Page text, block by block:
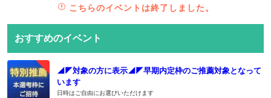
こちらのイベントは終了しました。
おすすめのイベント
◢◤対象の方に表示◢◤早期内定枠のご推薦対象となって
います
日時はご自由にお選びいただけます